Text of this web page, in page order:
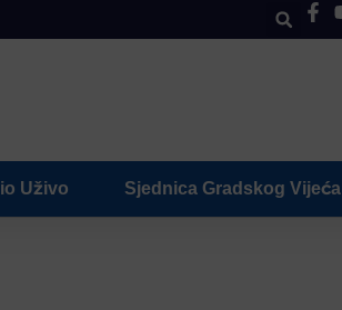
Uživo Sjednica Gradskog Vijeća